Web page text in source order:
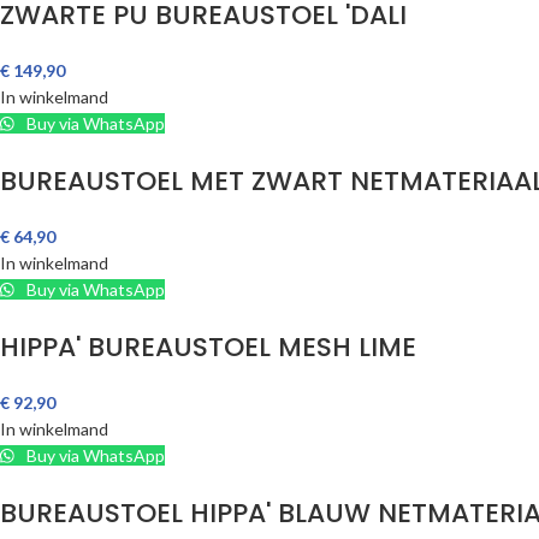
ZWARTE PU BUREAUSTOEL 'DALI
€ 149,90
In winkelmand
Buy via WhatsApp
BUREAUSTOEL MET ZWART
€ 64,90
In winkelmand
Buy via WhatsApp
HIPPA' BUREAUSTOEL MESH LIME
€ 92,90
In winkelmand
Buy via WhatsApp
BUREAUSTOEL HIPPA' BLAUW